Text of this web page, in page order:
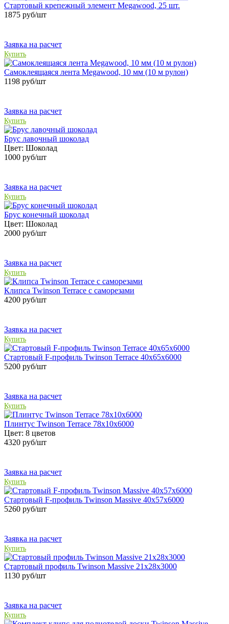
Стартовый крепежный элемент Megawood, 25 шт.
1875 руб/шт
Заявка на расчет
Купить
Самоклеящаяся лента Megawood, 10 мм (10 м рулон)
1198 руб/шт
Заявка на расчет
Купить
Брус лавочный шоколад
Цвет: Шоколад
1000 руб/шт
Заявка на расчет
Купить
Брус конечный шоколад
Цвет: Шоколад
2000 руб/шт
Заявка на расчет
Купить
Клипса Twinson Terrace с саморезами
4200 руб/шт
Заявка на расчет
Купить
Стартовый F-профиль Twinson Terrace 40х65x6000
5200 руб/шт
Заявка на расчет
Купить
Плинтус Twinson Terrace 78х10х6000
Цвет: 8 цветов
4320 руб/шт
Заявка на расчет
Купить
Стартовый F-профиль Twinson Massive 40х57x6000
5260 руб/шт
Заявка на расчет
Купить
Стартовый профиль Twinson Massive 21х28х3000
1130 руб/шт
Заявка на расчет
Купить